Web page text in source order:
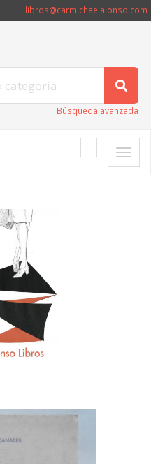
libros@carmichaelalonso.com
Búsqueda avanzada
Toggle